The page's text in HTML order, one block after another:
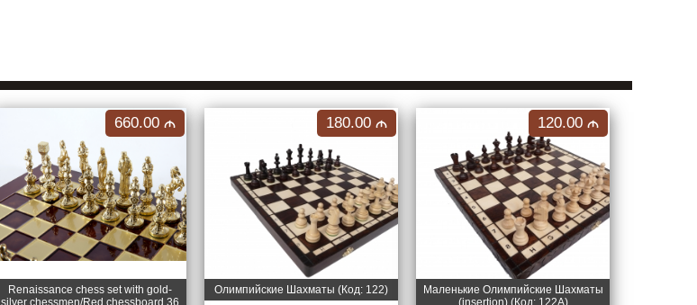
660.00 M
Renaissance chess set with gold-
silver chessmen/Red chessboard 36
180.00 M
Олимпийские Шахматы (Код: 122)
120.00 M
Маленькие Олимпийские Шахматы
(insertion) (Код: 122A)